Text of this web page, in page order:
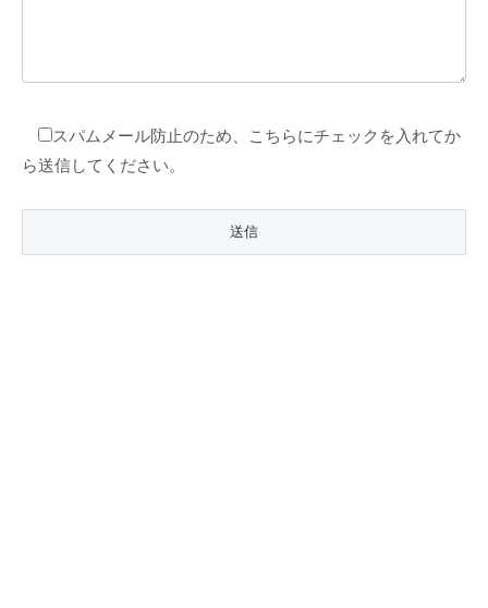
スパムメール防止のため、こちらにチェックを入れてか
ら送信してください。